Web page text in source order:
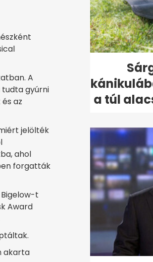
A
gyúrni
az
jelölték
ahol
forgatták
t
Award
akarta
a túl